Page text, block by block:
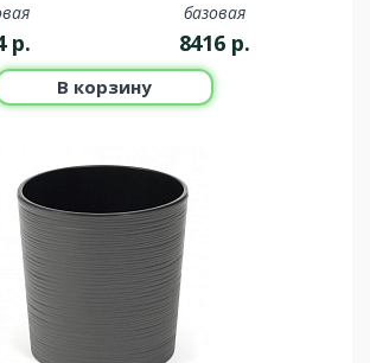
р.
базовая
8416 р.
В корзину